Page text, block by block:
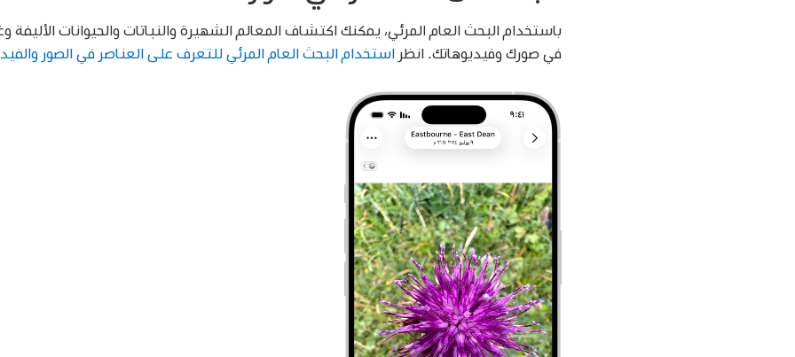
باستخدام البحث العام المرئي، يمكنك اكتشاف المعالم الشهيرة والنباتات والحيوانات الأليفة
في صورك وفيديوهاتك. انظراستخدام البحث العام المرئي للتعرف على العناصر في الصور